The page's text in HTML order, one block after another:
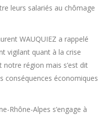
leurs salariés au chômage
WAUQUIEZ a rappelé
vigilant quant à la crise
région mais s’est dit
conséquences économiques
Rhône-Alpes s’engage à